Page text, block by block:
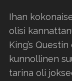
Ihan
olisi
King’s
kunnollinen
tarina oli